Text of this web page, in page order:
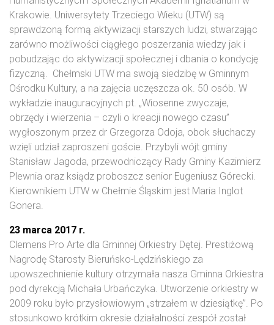
Krakowie. Uniwersytety Trzeciego Wieku (UTW) są
sprawdzoną formą aktywizacji starszych ludzi, stwarzając
zarówno możliwości ciągłego poszerzania wiedzy jak i
pobudzając do aktywizacji społecznej i dbania o kondycję
fizyczną. Chełmski UTW ma swoją siedzibę w Gminnym
Ośrodku Kultury, a na zajęcia uczęszcza ok. 50 osób. W
wykładzie inauguracyjnych pt. „Wiosenne zwyczaje,
obrzędy i wierzenia – czyli o kreacji nowego czasu”
wygłoszonym przez dr Grzegorza Odoja, obok słuchaczy
wzięli udział zaproszeni goście. Przybyli wójt gminy
Stanisław Jagoda, przewodniczący Rady Gminy Kazimierz
Plewnia oraz ksiądz proboszcz senior Eugeniusz Górecki.
Kierownikiem UTW w Chełmie Śląskim jest Maria Inglot
Gonera.
23 marca 2017 r.
Clemens Pro Arte dla Gminnej Orkiestry Dętej. Prestiżową
Nagrodę Starosty Bieruńsko-Lędzińskiego za
upowszechnienie kultury otrzymała nasza Gminna Orkiestra
pod dyrekcją Michała Urbańczyka. Utworzenie orkiestry w
2009 roku było przysłowiowym „strzałem w dziesiątkę”. Po
stosunkowo krótkim okresie działalności zespół został